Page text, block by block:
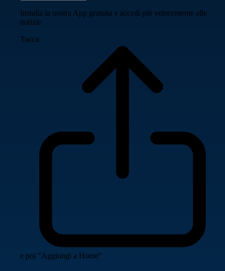
Installa la nostra App gratuita e accedi più velocemente alle
notizie
Tocca
e poi "Aggiungi a Home"